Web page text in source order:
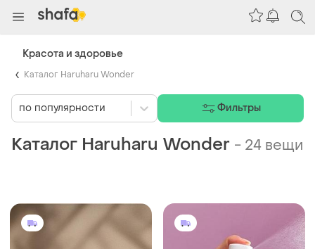
Каталог Haruharu Wonder
Каталог Haruharu Wonder - 24 вещи
по популярности Фильтры
Красота и здоровье